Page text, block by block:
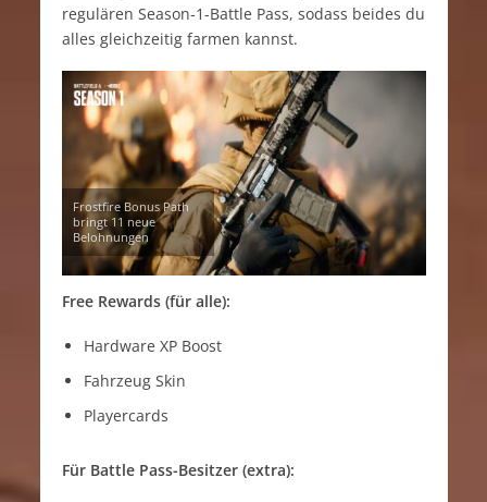
regulären Season-1-Battle Pass, sodass beides du
alles gleichzeitig farmen kannst.
Frostfire Bonus Path
bringt 11 neue
Belohnungen
Free Rewards (für alle):
Hardware XP Boost
Fahrzeug Skin
Playercards
Für Battle Pass-Besitzer (extra):